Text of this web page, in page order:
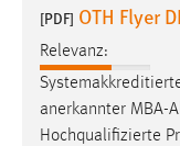
[PDF] OTH Flyer
Relevanz:
anerkannter MBA-
Hochqualifizierte